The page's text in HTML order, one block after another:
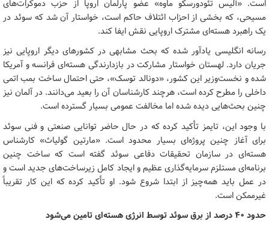
است. «آلیس تئودورسکو ماوه» عضو پارلمان اروپا از حزب دموکرات‌های
مسیحی، که بخشی از احزاب ائتلاف حاکم است، خواستار آن شد که سوئد در
یک راهبرد هسته‌ای مشترک اروپایی نقش ایفا کند.
رسانه انگلیسی یادآور شده که بحث مشابهی در کشورهای دیگر اروپایی نیز
جریان دارد. لهستان خواستار مشارکت در بازدارندگی هسته‌ای فرانسه و آمریکا
شده و نخست‌وزیر این کشور، «دونالد توسک»، حتی احتمال ساخت بمب اتمی
داخلی را مطرح کرده است، هرچند کارشناسان آن را بعید می‌دانند. در آلمان نیز
چنین بحث‌هایی دیده شده اما مخالفت عمومی بسیار گسترده است.
با وجود این، تایمز تأکید کرده که در حال حاضر توانایی صنعتی و فنی سوئد
برای آغاز چنین پروژه‌ای بسیار محدود است. «مارتین گولیاث» کارشناس
هسته‌ای در سازمان تحقیقات دفاعی سوئد گفته است که ساخت چنین
برنامه‌ای مستلزم سرمایه‌گذاری عظیم و ایجاد کامل زیرساخت‌های جدید است و
در عمل باید همه‌چیز از ابتدا شروع شود. او تأکید کرده که این کار تقریباً
غیرممکن است.
حدود ۴۰ درصد از برق سوئد توسط انرژی هسته‌ای تامین می‌شود